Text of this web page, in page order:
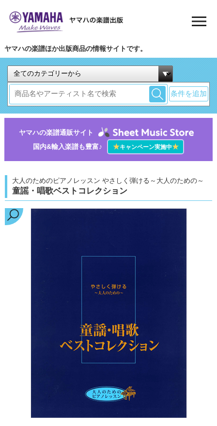
ヤマハの楽譜ほか出版商品の情報サイトです。
条件を追加
ヤマハの楽譜通販サイト
国内&輸入楽譜も豊富♪
★キャンペーン実施中★
大人のためのピアノレッスン やさしく弾ける～大人のための～
童謡・唱歌ベストコレクション